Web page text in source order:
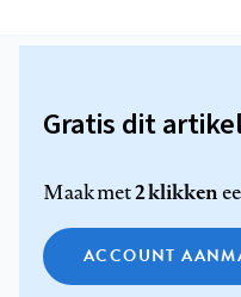
Gratis dit
Maak met2 klikken
ACCOUNT